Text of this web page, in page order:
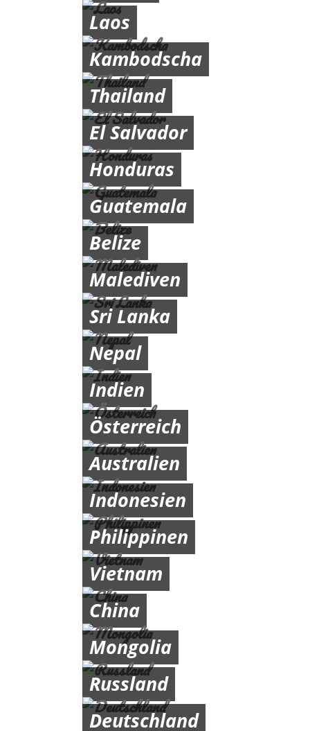
Laos
Kambodscha
Thailand
El Salvador
Honduras
Guatemala
Belize
Malediven
Sri Lanka
Nepal
Indien
Österreich
Australien
Indonesien
Philippinen
Vietnam
China
Mongolia
Russland
Deutschland